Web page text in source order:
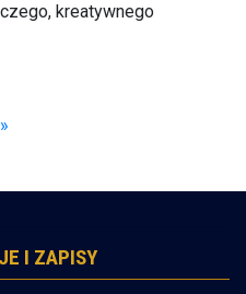
kreatywnego
I ZAPISY